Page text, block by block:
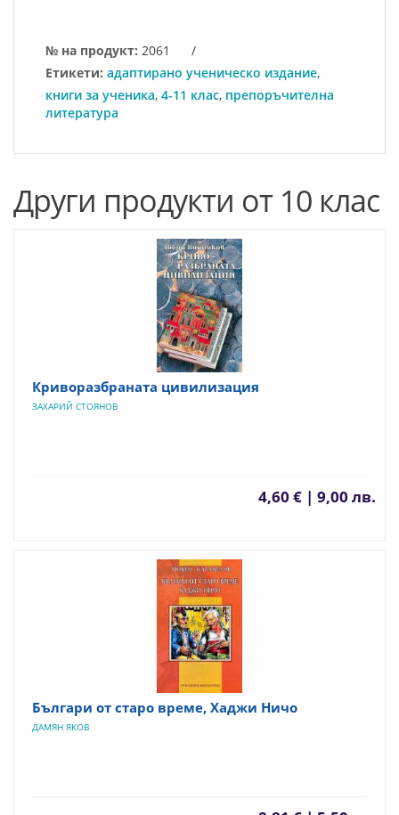
№ на продукт: 2061
/
Етикети: адаптирано ученическо издание,
книги за ученика, 4-11 клас, препоръчителна
литература
Други продукти от 10 клас
Криворазбраната цивилизация
ЗАХАРИЙ СТОЯНОВ
4,60 € | 9,00 лв.
Българи от старо време, Хаджи Ничо
ДАМЯН ЯКОВ